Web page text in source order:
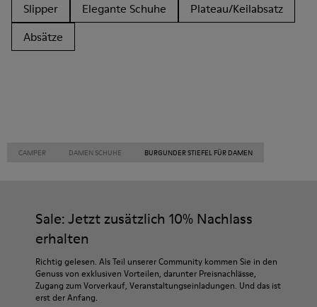
Slipper
Elegante Schuhe
Plateau/Keilabsatz
Absätze
CAMPER DAMEN SCHUHE BURGUNDER STIEFEL FÜR DAMEN
Sale: Jetzt zusätzlich 10% Nachlass
erhalten
Richtig gelesen. Als Teil unserer Community kommen Sie in den
Genuss von exklusiven Vorteilen, darunter Preisnachlässe,
Zugang zum Vorverkauf, Veranstaltungseinladungen. Und das ist
erst der Anfang.